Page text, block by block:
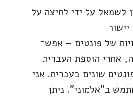
לשמאל על ידי לחיצה על
של פונטים – אפשר
אחרי הוספת העברית
שונים בעברית. אני
ב"אלמוני". ניתן